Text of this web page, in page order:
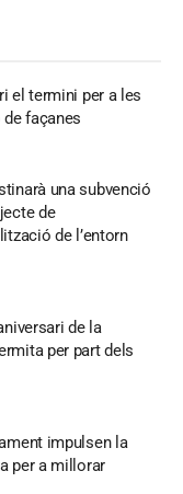
el termini per a les
façanes
una subvenció
de
de l’entorn
de la
per part dels
impulsen la
per a millorar